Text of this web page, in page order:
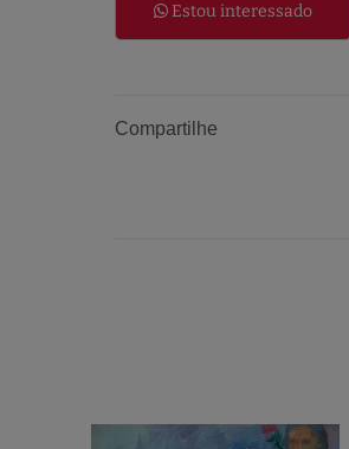
Estou interessado
Compartilhe